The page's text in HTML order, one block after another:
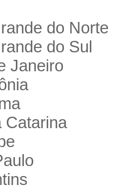
do Norte
do Sul
Janeiro
Catarina